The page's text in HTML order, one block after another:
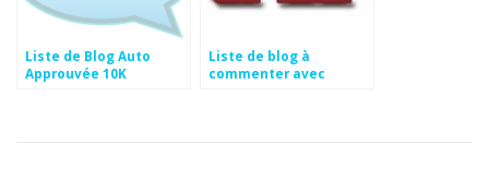
Liste de Blog Auto
Approuvée 10K
Liste de blog à
commenter avec